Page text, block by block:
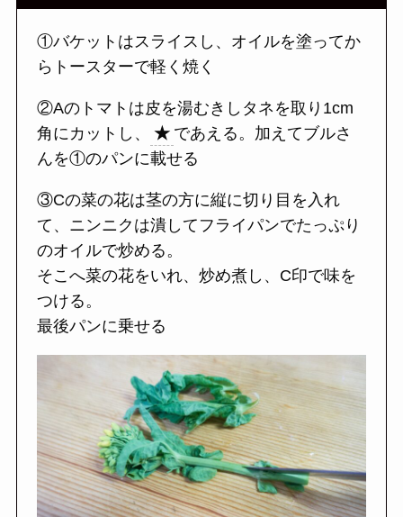
①バケットはスライスし、オイルを塗ってか
らトースターで軽く焼く
②Aのトマトは皮を湯むきしタネを取り1cm
角にカットし、
★ であえる。加えてブルさ
んを①のパンに載せる
③Cの菜の花は茎の方に縦に切り目を入れ
て、ニンニクは潰してフライパンでたっぷり
のオイルで炒める。
そこへ菜の花をいれ、炒め煮し、C印で味を
つける。
最後パンに乗せる